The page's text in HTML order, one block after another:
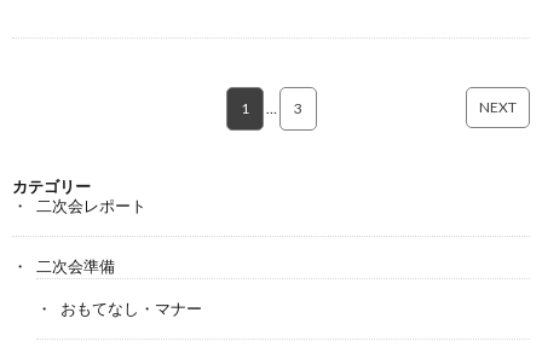
1 3 NEXT
カテゴリー
二次会レポート
二次会準備
おもてなし・マナー